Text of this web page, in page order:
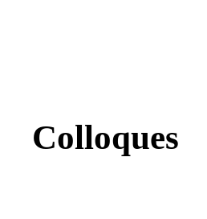
Colloques